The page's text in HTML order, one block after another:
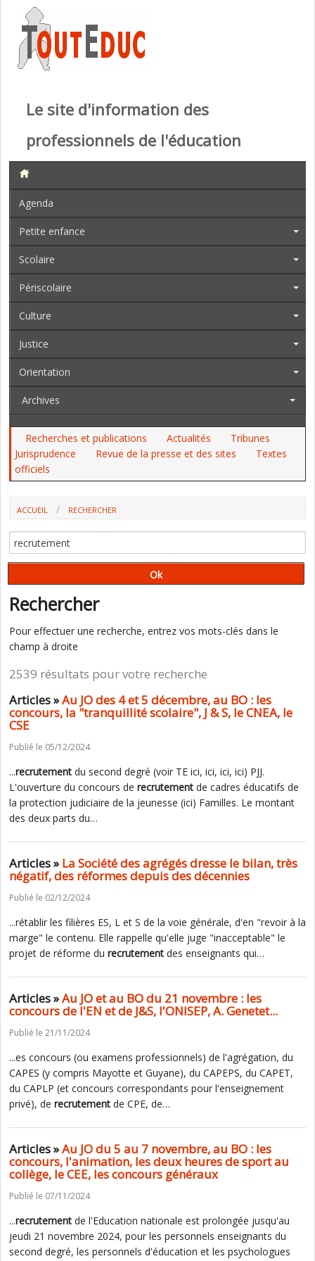
Le site d'information des
professionnels de l'éducation
Agenda
Petite enfance
Scolaire
Périscolaire
Culture
Justice
Orientation
Archives
Recherches et publications Actualités
Tribunes
Jurisprudence
Revue de la presse et des sites
Textes
officiels
ACCUEIL RECHERCHER
Rechercher
Pour effectuer une recherche, entrez vos mots-clés dans le
champ à droite
2539 résultats pour votre recherche
Articles »Au JO des 4 et 5 décembre, au BO : les
concours, la "tranquillité scolaire", J & S, le CNEA, le
CSE
Publié le 05/12/2024
...recrutement du second degré (voir TE ici, ici, ici, ici) PJJ.
L'ouverture du concours de recrutement de cadres éducatifs de
la protection judiciaire de la jeunesse (ici) Familles. Le montant
des deux parts du…
Articles »La Société des agrégés dresse le bilan, très
négatif, des réformes depuis des décennies
Publié le 02/12/2024
...rétablir les filières ES, L et S de la voie générale, d'en "revoir à la
marge" le contenu. Elle rappelle qu'elle juge "inacceptable" le
projet de réforme du recrutement des enseignants qui…
Articles »Au JO et au BO du 21 novembre : les
concours de l'EN et de J&S, l'ONISEP, A. Genetet...
Publié le 21/11/2024
...es concours (ou examens professionnels) de l'agrégation, du
CAPES (y compris Mayotte et Guyane), du CAPEPS, du CAPET,
du CAPLP (et concours correspondants pour l'enseignement
privé), de recrutement de CPE, de…
Articles »Au JO du 5 au 7 novembre, au BO : les
concours, l'animation, les deux heures de sport au
collège, le CEE, les concours généraux
Publié le 07/11/2024
...recrutement de l'Education nationale est prolongée jusqu'au
jeudi 21 novembre 2024, pour les personnels enseignants du
second degré, les personnels d'éducation et les psychologues